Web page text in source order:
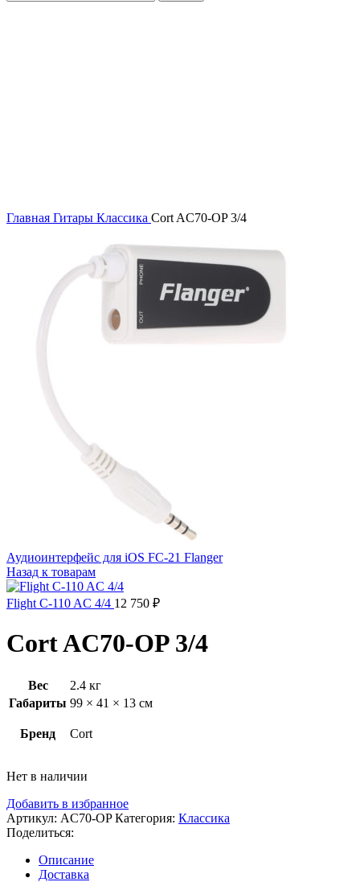
Главная Гитары Классика Cort AC70-OP 3/4
Аудиоинтерфейс для iOS FC-21 Flanger
Назад к товарам
Flight C-110 AC 4/4 12 750 ₽
Cort AC70-OP 3/4
Вес
2.4 кг
Габариты 99 × 41 × 13 см
Бренд Cort
Нет в наличии
Добавить в избранное
Артикул: AC70-OPКатегория: Классика
Поделиться:
Описание
Доставка